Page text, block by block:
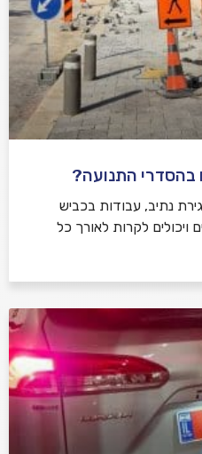
בהסדרי התנועה?
נתיב, עבודות בכביש
ויכולים לקרות לאורך כל